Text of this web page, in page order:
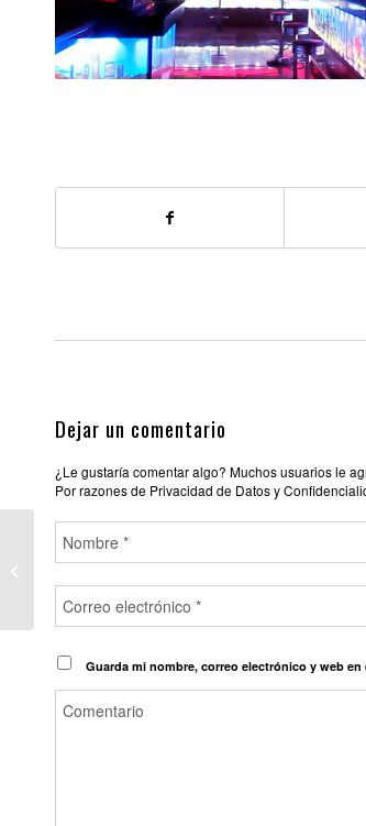
Dejar un comentario
¿Le gustaría comentar algo? Muchos usuarios le
Por razones de Privacidad de Datos y
Guarda mi nombre, correo electrónico y web
NEW SCANDALO